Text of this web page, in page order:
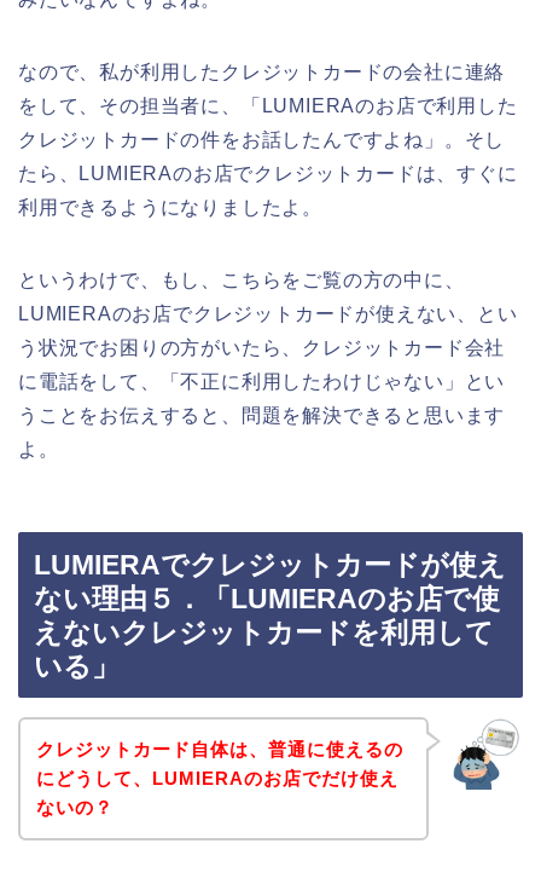
なので、私が利用したクレジットカードの会社に連絡
をして、その担当者に、「LUMIERAのお店で利用した
クレジットカードの件をお話したんですよね」。そし
たら、LUMIERAのお店でクレジットカードは、すぐに
利用できるようになりましたよ。
というわけで、もし、こちらをご覧の方の中に、
LUMIERAのお店でクレジットカードが使えない、とい
う状況でお困りの方がいたら、クレジットカード会社
に電話をして、「不正に利用したわけじゃない」とい
うことをお伝えすると、問題を解決できると思います
よ。
LUMIERAでクレジットカードが使え
ない理由５．「LUMIERAのお店で使
えないクレジットカードを利用して
いる」
クレジットカード自体は、普通に使えるの
にどうして、LUMIERAのお店でだけ使え
ないの？